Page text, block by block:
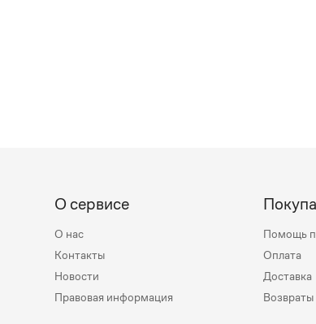
О сервисе
О нас
Контакты
Новости
Правовая информация
Помощь
Оплата
Доставка
Возвраты